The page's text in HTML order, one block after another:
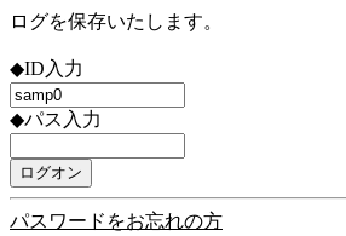
ログを保存いたします。
◆ID入力
◆パス入力
パスワードをお忘れの方